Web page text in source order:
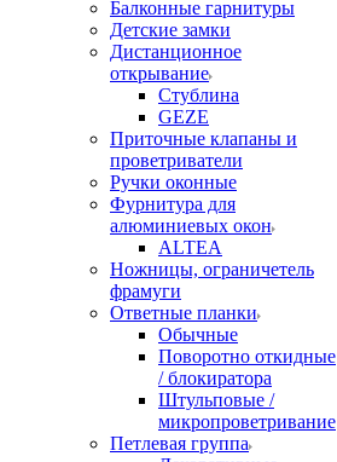
Балконные гарнитуры
Детские замки
Дистанционное
открывание
Стублина
GEZE
Приточные клапаны и
проветриватели
Ручки оконные
Фурнитура для
алюминиевых окон
ALTEA
Ножницы, ограничетель
фрамуги
Ответные планки
Обычные
Поворотно откидные
/ блокиратора
Штульповые /
микропроветривание
Петлевая группа